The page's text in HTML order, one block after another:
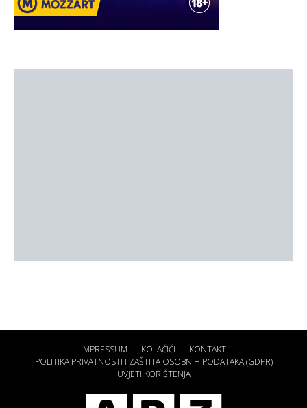
IMPRESSUM KOLAČIĆI
KONTAKT
POLITIKA PRIVATNOSTI I ZAŠTITA OSOBNIH PODATAKA (GDPR)
UVJETI KORIŠTENJA